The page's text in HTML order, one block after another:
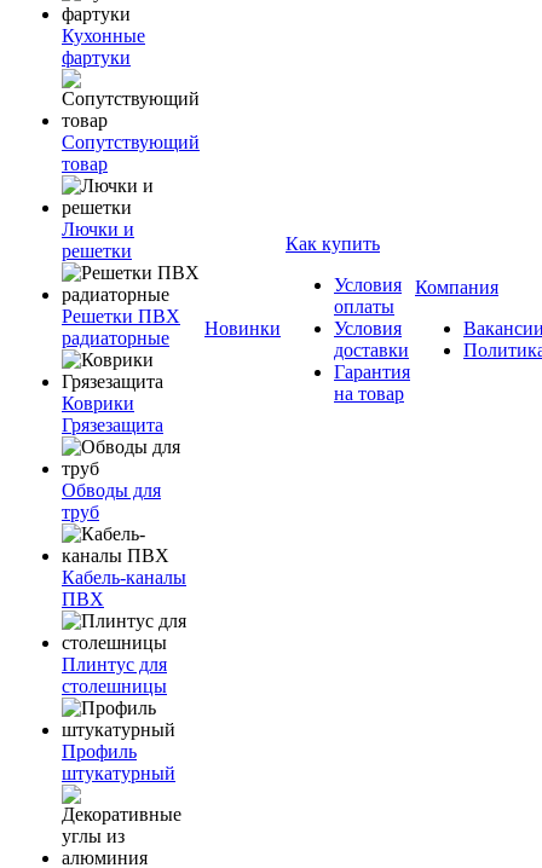
Кухонные
фартуки
Сопутствующий
товар
Лючки и
решетки
Решетки ПВХ
радиаторные
Коврики
Грязезащита
Обводы для
труб
Кабель-каналы
ПВХ
Плинтус для
столешницы
Профиль
штукатурный
Новинки
Как купить
Условия
оплаты
Условия
доставки
Гарантия
на товар
Компания